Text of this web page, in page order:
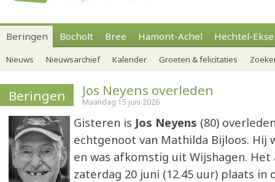
Beringen Bocholt Bree Hamont-Achel Hechtel-
Nieuws Nieuwsarchief Kalender Groeten & felicitaties
Beringen Jos Neyens overleden
Maandag 15 juni 2026
Gisteren is Jos Neyens (80)
echtgenoot van Mathilda Bijloos. Hij
en was afkomstig uit Wijshagen.
zaterdag 20 juni (12.45 uur) plaats in